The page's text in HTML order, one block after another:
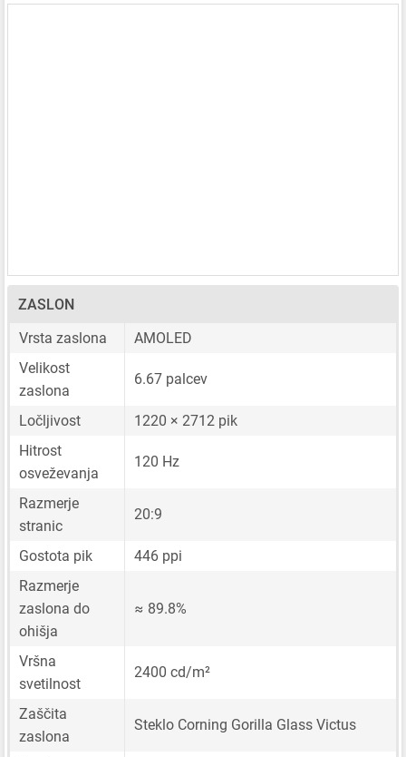
ZASLON
Vrsta zaslona
AMOLED
Velikost
zaslona
6.67 palcev
Ločljivost
1220 × 2712 pik
Hitrost
osveževanja
120 Hz
Razmerje
stranic
20:9
Gostota pik
446 ppi
Razmerje
zaslona do
ohišja
≈ 89.8%
Vršna
svetilnost
2400 cd/m²
Zaščita
zaslona
Steklo Corning Gorilla Glass Victus